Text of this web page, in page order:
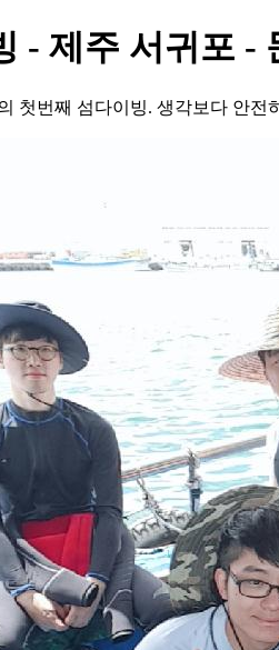
- 제주 서귀포 -
첫번째 섬다이빙. 생각보다 안전